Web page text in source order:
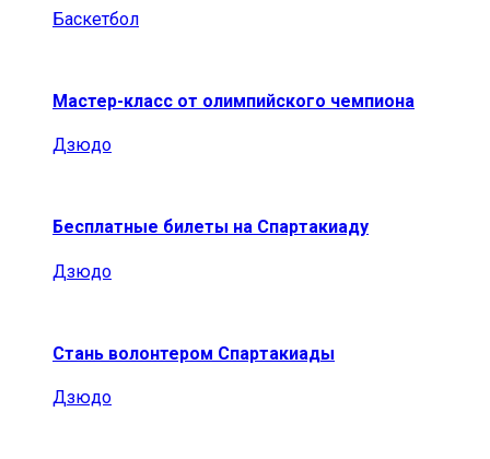
Баскетбол
Мастер-класс от олимпийского чемпиона
Дзюдо
Бесплатные билеты на Спартакиаду
Дзюдо
Стань волонтером Спартакиады
Дзюдо